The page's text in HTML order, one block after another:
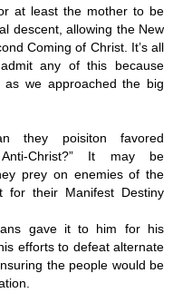
at least the mother to be
descent, allowing the New
Coming of Christ. It’s all
any of this because
as we approached the big
they poisiton favored
Christ?” It may be
prey on enemies of the
for their Manifest Destiny
gave it to him for his
efforts to defeat alternate
the people would be